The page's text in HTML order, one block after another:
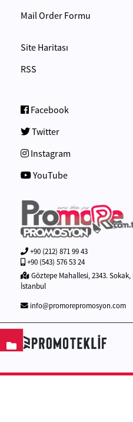
Mail Order Formu
Site Haritası
RSS
Facebook
Twitter
Instagram
YouTube
+90 (212) 871 99 43
+90 (543) 576 53 24
Göztepe Mahallesi, 2343.
İstanbul
info@promorepromosyon.com